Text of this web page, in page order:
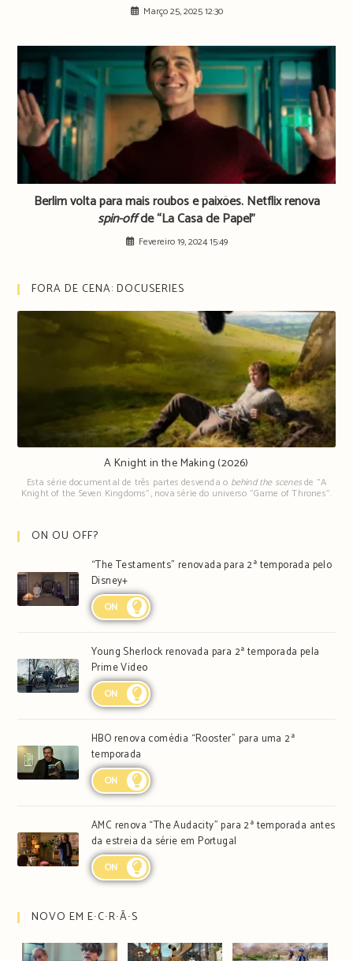
Março 25, 2025 12:30
Berlim volta para mais roubos e paixões. Netflix renova
spin-offde “La Casa de Papel”
Fevereiro 19, 2024 15:49
FORA DE CENA: DOCUSERIES
A Knight in the Making (2026)
Esta série documental de três partes desvenda o behind the scenesde "A
Knight of the Seven Kingdoms", nova série do universo "Game of Thrones".
ON OU OFF?
“The Testaments” renovada para 2ª temporada pelo
Disney+
ON
Young Sherlock renovada para 2ª temporada pela
Prime Video
ON
HBO renova comédia “Rooster” para uma 2ª
temporada
ON
AMC renova “The Audacity” para 2ª temporada antes
da estreia da série em Portugal
ON
NOVO EM E∙C∙R∙Ã∙S